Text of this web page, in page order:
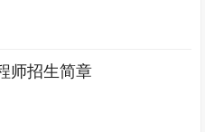
师招生简章